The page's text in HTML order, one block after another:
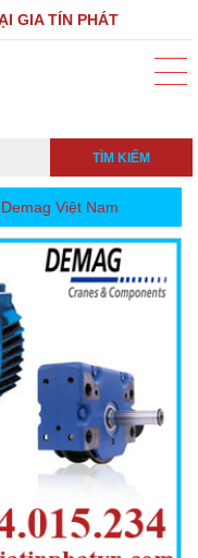
GIA TÍN PHÁT
TÌM KIẾM
Việt Nam